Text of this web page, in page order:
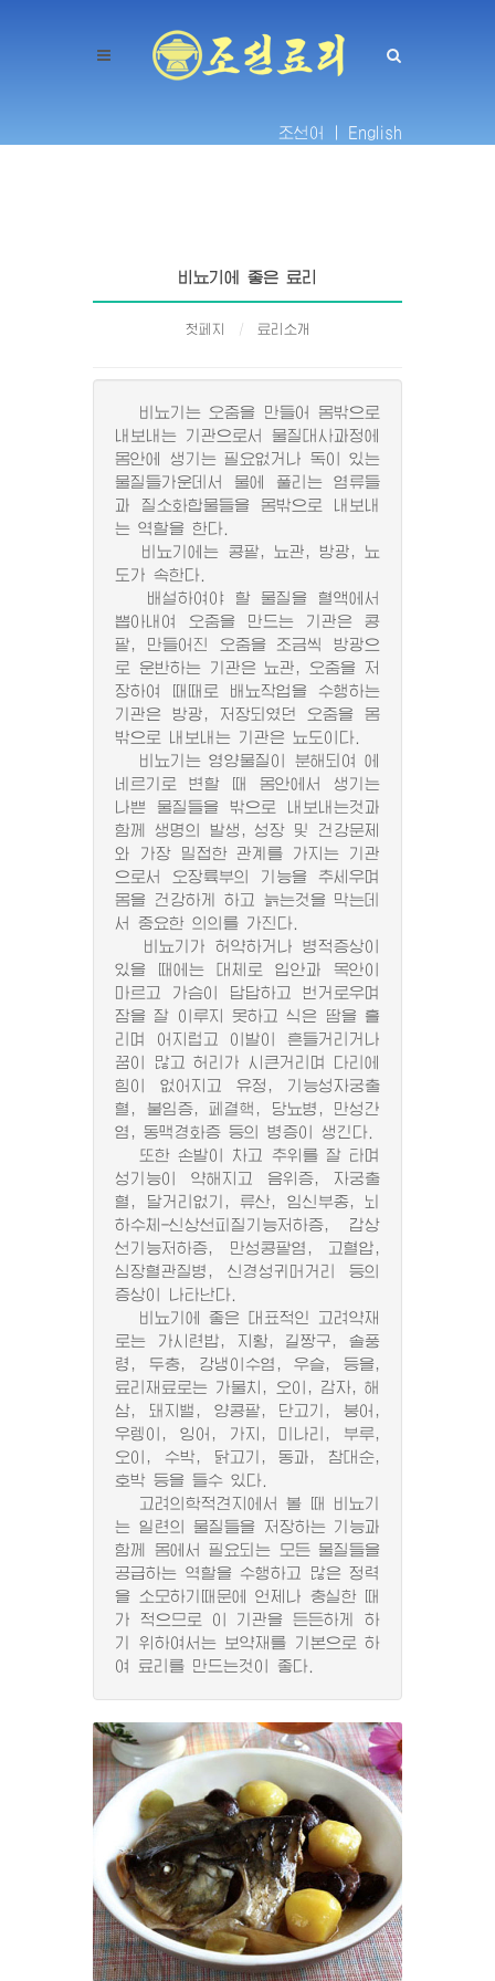
조선어 | English
비뇨기에 좋은 료리
첫페지 료리소개
비뇨기는 오줌을 만들어 몸밖으로
내보내는 기관으로서 물질대사과정에
몸안에 생기는 필요없거나 독이 있는
물질들가운데서 물에 풀리는 염류들
과 질소화합물들을 몸밖으로 내보내
는 역할을 한다.
비뇨기에는 콩팥, 뇨관, 방광, 뇨
도가 속한다.
배설하여야 할 물질을 혈액에서
뽑아내여 오줌을 만드는 기관은 콩
팥, 만들어진 오줌을 조금씩 방광으
로 운반하는 기관은 뇨관, 오줌을 저
장하여 때때로 배뇨작업을 수행하는
기관은 방광, 저장되였던 오줌을 몸
밖으로 내보내는 기관은 뇨도이다.
비뇨기는 영양물질이 분해되여 에
네르기로 변할 때 몸안에서 생기는
나쁜 물질들을 밖으로 내보내는것과
함께 생명의 발생, 성장 및 건강문제
와 가장 밀접한 관계를 가지는 기관
으로서 오장륙부의 기능을 추세우며
몸을 건강하게 하고 늙는것을 막는데
서 중요한 의의를 가진다.
비뇨기가 허약하거나 병적증상이
있을 때에는 대체로 입안과 목안이
마르고 가슴이 답답하고 번거로우며
잠을 잘 이루지 못하고 식은 땀을 흘
리며 어지럽고 이발이 흔들거리거나
꿈이 많고 허리가 시큰거리며 다리에
힘이 없어지고 유정, 기능성자궁출
혈, 불임증, 페결핵, 당뇨병, 만성간
염, 동맥경화증 등의 병증이 생긴다.
또한 손발이 차고 추위를 잘 타며
성기능이 약해지고 음위증, 자궁출
혈, 달거리없기, 류산, 임신부종, 뇌
하수체-신상선피질기능저하증, 갑상
선기능저하증, 만성콩팥염, 고혈압,
심장혈관질병, 신경성귀머거리 등의
증상이 나타난다.
비뇨기에 좋은 대표적인 고려약재
로는 가시련밥, 지황, 길짱구, 솔풍
령, 두충, 강냉이수염, 우슬, 등을,
료리재료로는 가물치, 오이, 감자, 해
삼, 돼지밸, 양콩팥, 단고기, 붕어,
우렝이, 잉어, 가지, 미나리, 부루,
오이, 수박, 닭고기, 동과, 참대순,
호박 등을 들수 있다.
고려의학적견지에서 볼 때 비뇨기
는 일련의 물질들을 저장하는 기능과
함께 몸에서 필요되는 모든 물질들을
공급하는 역할을 수행하고 많은 정력
을 소모하기때문에 언제나 충실한 때
가 적으므로 이 기관을 든든하게 하
기 위하여서는 보약재를 기본으로 하
여 료리를 만드는것이 좋다.